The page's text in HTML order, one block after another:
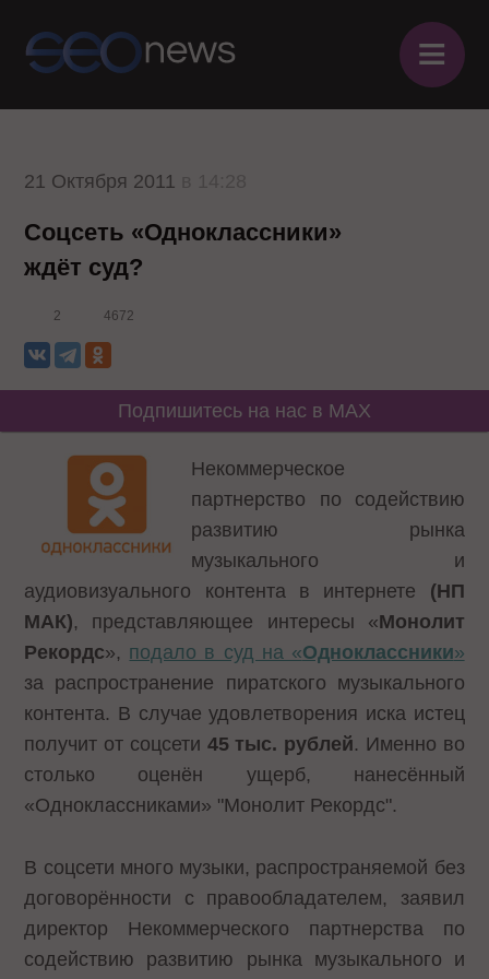
≡
21 Октября 2011
Соцсеть «Одноклассники»
ждёт суд?
2 4672
Подпишитесь на нас в MAX
Некоммерческое
партнерство по содействию
развитию рынка
музыкального и
аудиовизуального контента в интернете (НП
МАК), представляющее интересы «Монолит
Рекордс», подало в суд на «Одноклассники»
за распространение пиратского музыкального
контента. В случае удовлетворения иска истец
получит от соцсети 45 тыс. рублей. Именно во
столько оценён ущерб, нанесённый
«Одноклассниками» "Монолит Рекордс".
В соцсети много музыки, распространяемой без
договорённости с правообладателем, заявил
директор Некоммерческого партнерства по
содействию развитию рынка музыкального и